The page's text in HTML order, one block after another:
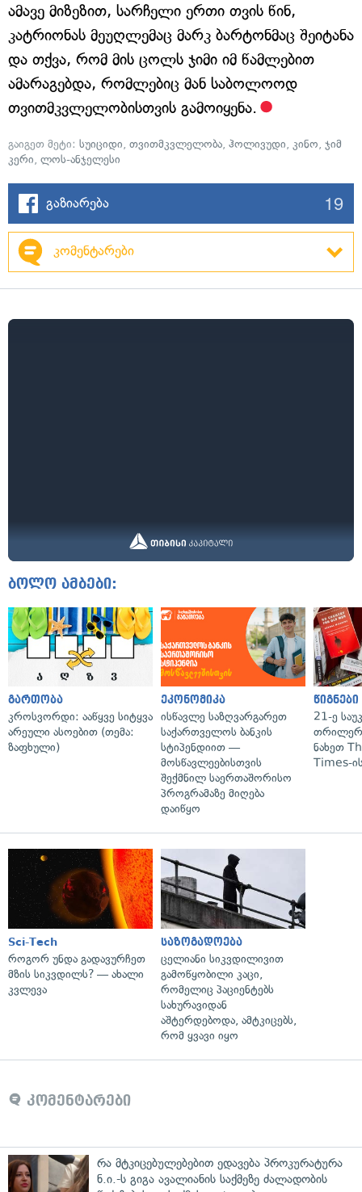
ამავე მიზეზით, სარჩელი ერთი თვის წინ,
კატრიონას მეუღლემაც მარკ ბარტონმაც შეიტანა
და თქვა, რომ მის ცოლს ჯიმი იმ წამლებით
ამარაგებდა, რომლებიც მან საბოლოოდ
თვითმკვლელობისთვის გამოიყენა.
გაიგეთ მეტი: სუიციდი, თვითმკვლელობა, ჰოლივუდი, კინო, ჯიმ
კერი, ლოს-ანჯელესი
გაზიარება 19
კომენტარები
ბოლო ამბები:
გართობა
კროსვორდი: ააწყვე სიტყვა
არეული ასოებით (თემა:
ზაფხული)
ეკონომიკა
ისწავლე საზღვარგარეთ
საქართველოს ბანკის
სტიპენდიით —
მოსწავლეებისთვის
შექმნილ საერთაშორისო
პროგრამაზე მიღება
დაიწყო
წიგნები
21-ე
ნახეთ
Times-
Sci-Tech
როგორ უნდა გადავურჩეთ
მზის სიკვდილს? — ახალი
კვლევა
საზოგადოება
ცელიანი სიკვდილივით
გამოწყობილი კაცი,
რომელიც პაციენტებს
სახურავიდან
აშტერდებოდა, ამტკიცებს,
რომ ყვავი იყო
კომენტარები
რა მტკიცებულებებით ედავება პროკურატურა
ნ.ი.-ს გიგა ავალიანის საქმეზე ძალადობის